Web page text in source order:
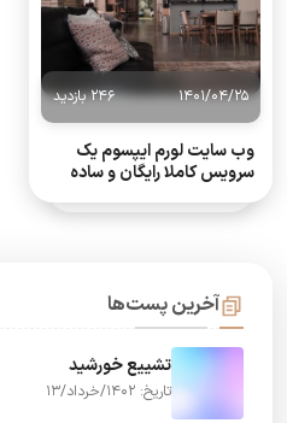
1401/04/25 246 بازدید
وب سایت لورم ایپسوم یک
سرویس کاملا رایگان و ساده
آخرین پست‌ها
تشییع خورشید
تاریخ: 1402/خرداد/13